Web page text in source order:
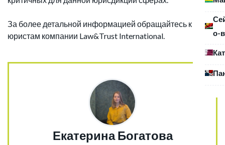
о-
За более детальной информацией обращайтесь к
юристам компании Law&Trust International.
Екатерина Богатова